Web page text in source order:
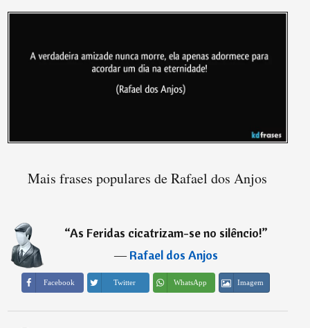
Mais frases populares de Rafael dos Anjos
“As Feridas cicatrizam-se no silêncio!”
―Rafael dos Anjos
Facebook Twitter WhatsApp Imagem